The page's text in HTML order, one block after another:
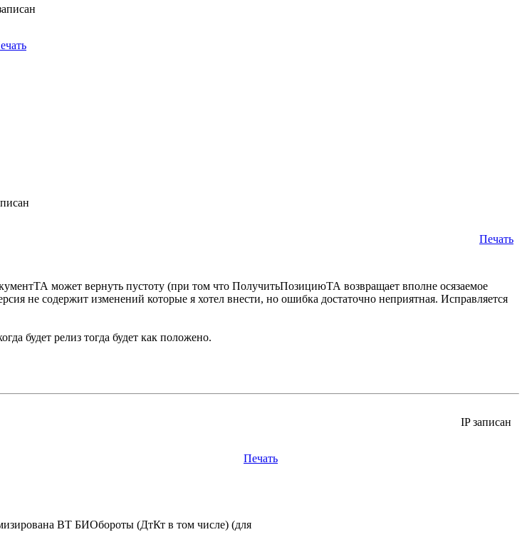
Печать
может вернуть пустоту (при том что ПолучитьПозициюТА возвращает вполне осязаемое
не содержит изменений которые я хотел внести, но ошибка достаточно неприятная. Исправляется
будет релиз тогда будет как положено.
IP записан
Печать
ВТ БИОбороты (ДтКт в том числе) (для